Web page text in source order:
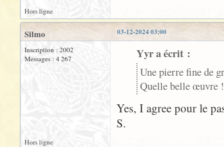
Hors ligne
03-12-2024 03:00
Silmo
Inscription : 2002
Messages : 4 267
Yyr a écrit :
Une pierre fine de
Quelle belle œuvre
Yes, I agree pour le
S.
Hors ligne